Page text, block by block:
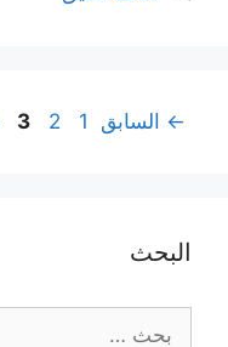
← السابق 1
2
3
البحث